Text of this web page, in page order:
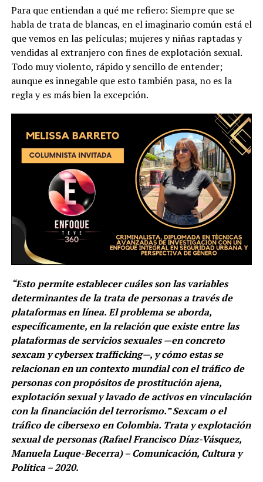
Para que entiendan a qué me refiero: Siempre que se
habla de trata de blancas, en el imaginario común está el
que vemos en las películas; mujeres y niñas raptadas y
vendidas al extranjero con fines de explotación sexual.
Todo muy violento, rápido y sencillo de entender;
aunque es innegable que esto también pasa, no es la
regla y es más bien la excepción.
“Esto permite establecer cuáles son las variables
determinantes de la trata de personas a través de
plataformas en línea. El problema se aborda,
específicamente, en la relación que existe entre las
plataformas de servicios sexuales —en concreto
sexcam y cybersex trafficking—, y cómo estas se
relacionan en un contexto mundial con el tráfico de
personas con propósitos de prostitución ajena,
explotación sexual y lavado de activos en vinculación
con la financiación del terrorismo.” Sexcam o el
tráfico de cibersexo en Colombia. Trata y explotación
sexual de personas (Rafael Francisco Díaz-Vásquez,
Manuela Luque-Becerra) – Comunicación, Cultura y
Política – 2020.